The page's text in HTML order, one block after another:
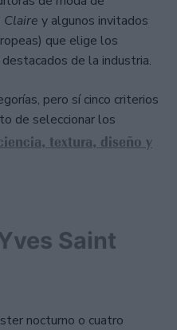
Claire y algunos invitados
que elige los
destacados de la industria.
pero sí cinco criterios
de seleccionar los
textura, diseño y
Saint
nocturno o cuatro